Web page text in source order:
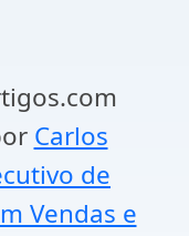
Carlos
de
Vendas e